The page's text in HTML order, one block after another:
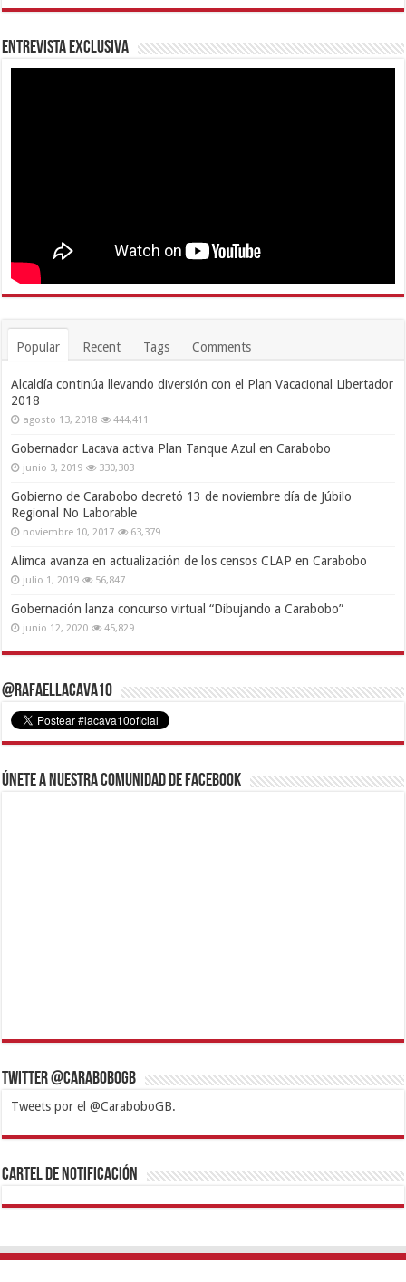
Entrevista Exclusiva
Popular Recent Tags Comments
Alcaldía continúa llevando diversión con el Plan Vacacional Libertador
2018
agosto 13, 2018 444,411
Gobernador Lacava activa Plan Tanque Azul en Carabobo
junio 3, 2019 330,303
Gobierno de Carabobo decretó 13 de noviembre día de Júbilo
Regional No Laborable
noviembre 10, 2017 63,379
Alimca avanza en actualización de los censos CLAP en Carabobo
julio 1, 2019 56,847
Gobernación lanza concurso virtual “Dibujando a Carabobo”
junio 12, 2020 45,829
@RafaelLacava10
Únete a nuestra comunidad de Facebook
Twitter @CaraboboGB
Tweets por el @CaraboboGB.
1xbetBetturkeyBetistKralbetSupertotobetTipobetMatadorbetMariobet
https://mvbcasino.com/
Cartel de Notificación